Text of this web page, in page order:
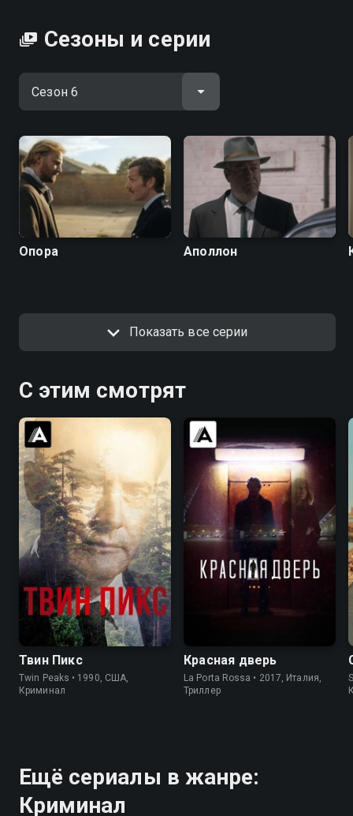
Сезоны и серии
Опора Аполлон
Показать все серии
С этим смотрят
8.4 8.7
Твин Пикс
Twin Peaks • 1990, США,
Криминал
Красная дверь
La Porta Rossa • 2017, Италия,
Триллер
Ещё сериалы в жанре:
Криминал